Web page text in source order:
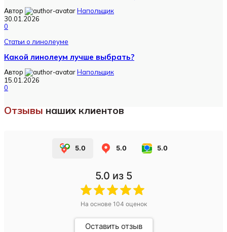
Автор
Напольщик
30.01.2026
0
Статьи о линолеуме
Какой линолеум лучше выбрать?
Автор
Напольщик
15.01.2026
0
Отзывы наших клиентов
5.0 5.0 5.0
5.0 из 5
На основе 104 оценок
Оставить отзыв